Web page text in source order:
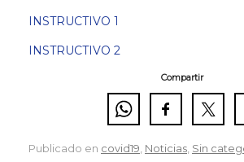
INSTRUCTIVO 1
INSTRUCTIVO 2
Compartir
Publicado en covid19 Noticias Sin